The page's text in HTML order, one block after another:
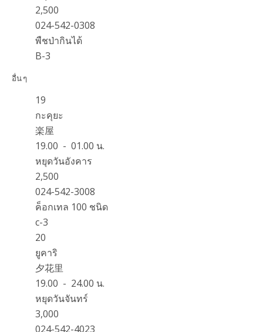
2,500
024-542-0308
พืชป่ากินได้
B-3
อื่น ๆ
19
กะคุยะ
楽屋
19.00 - 01.00 น.
หยุดวันอังคาร
2,500
024-542-3008
ค็อกเทล 100 ชนิด
c-3
20
ยูคาริ
夕花里
19.00 - 24.00 น.
หยุดวันจันทร์
3,000
024-542-4023